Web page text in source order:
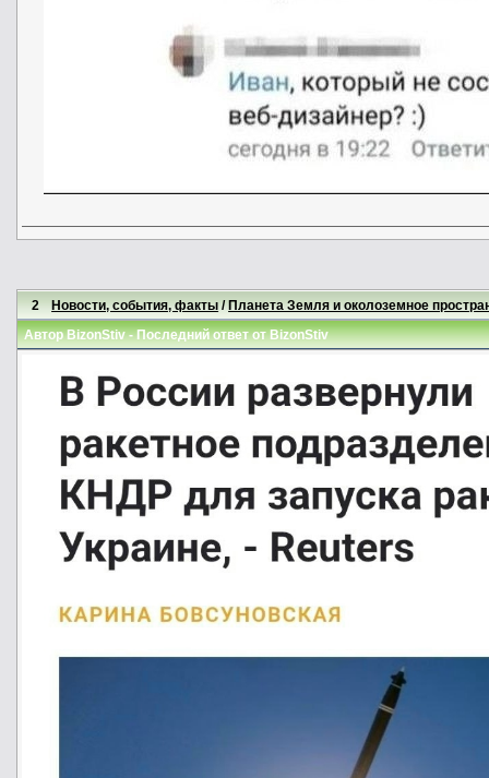
2 Новости, события, факты / Планета Земля и околоземное
АвторBizonStiv- Последний ответ отBizonStiv